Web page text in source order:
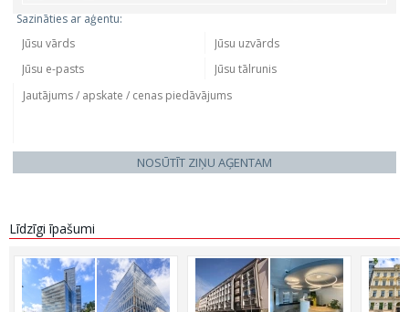
Sazināties ar aģentu:
NOSŪTĪT ZIŅU AĢENTAM
Līdzīgi īpašumi